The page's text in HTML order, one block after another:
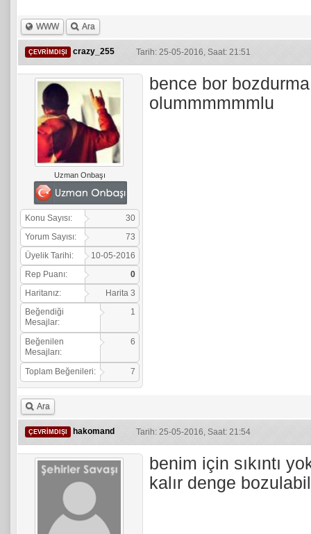
WWW Ara
ÇEVRIMDIŞI crazy_255 Tarih: 25-05-2016, Saat: 21:51
Uzman Onbaşı
Konu Sayısı:
30
Yorum Sayısı:
73
Üyelik Tarihi:
10-05-2016
Rep Puanı:
0
Haritanız:
Harita 3
Beğendiği
Mesajlar:
1
Beğenilen
Mesajları:
6
Toplam Beğenileri: 7
bence bor
olummmmmmlu
Ara
ÇEVRIMDIŞI hakomand Tarih: 25-05-2016, Saat: 21:54
benim için sıkıntı
kalır denge